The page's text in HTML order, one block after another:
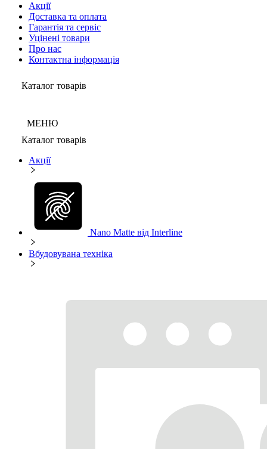
Акції
Доставка та оплата
Гарантія та сервіс
Уцінені товари
Про нас
Контактна інформація
Каталог товарів
МЕНЮ
Каталог товарів
Акції
Nano Matte від Interline
Вбудовувана техніка